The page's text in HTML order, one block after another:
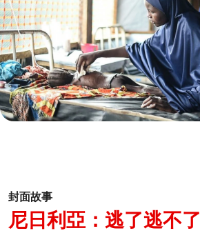
封面故事
尼日利亞：逃了逃不了